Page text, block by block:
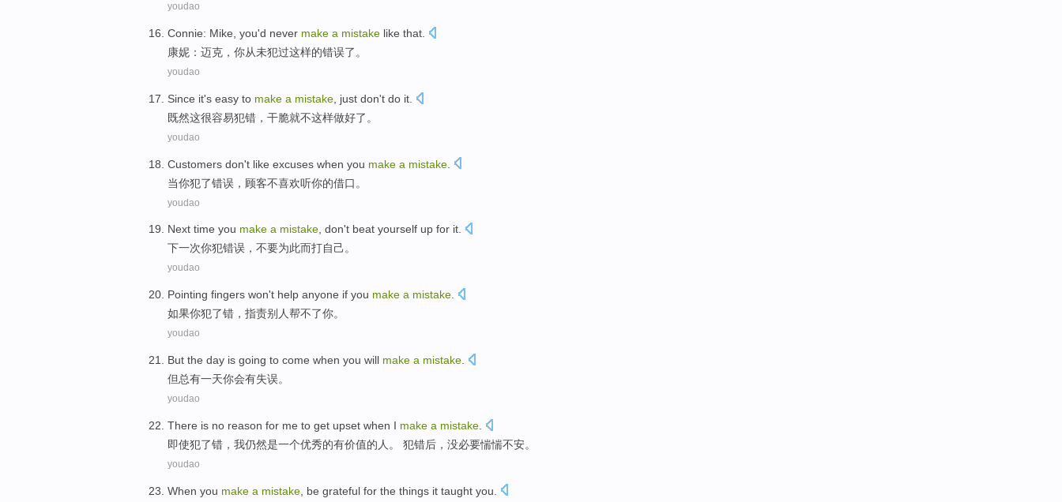
youdao
Connie: Mike you'd never make a mistake like that.
康妮 ： 迈克 ， 你从未犯过这样的错误了。
youdao
Since it's easy to make a mistake just don't do it
既然这很容易犯错 ， 干脆就不这样做好了。
youdao
Customers don't like excuses when you make a mistake
当你犯了错误， 顾客不喜欢听你的借口 。
youdao
Next time you make a mistake, don't beat yourself up for it.
下一次你犯错误， 不要为此而打自己。
youdao
Pointing fingers won't help anyone if you make a mistake
如果你犯了错， 指责别人帮不了你。
youdao
But the day is going to come when you will make a mistake
但总有一天你会有失误。
youdao
There is no reason for me to get upset when I make a mistake
即使犯了错 ， 我仍然是一个优秀的有价值的人。 犯错后， 没必要惴惴不安。
youdao
When you make a mistake be grateful for the things it taught you.